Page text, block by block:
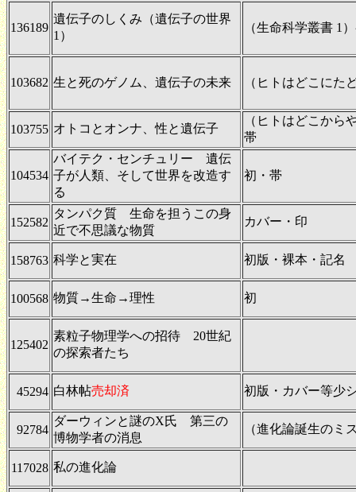
136189
遺伝子のしくみ（遺伝子の世界
1）
（生命科学叢書 1
103682 生と死のゲノム、遺伝子の未来 （ヒトはどこにた
103755 オトコとオンナ、性と遺伝子
（ヒトはどこから
帯
104534
バイテク・センチュリー 遺伝
子が人類、そして世界を改造す
る
初・帯
152582
タンパク質 生命を担うこの身
近で不思議な物質
カバー・印
158763 科学と実在 初版・裸本・記名
100568 物質→生命→理性 初
125402
素粒子物理学への招待 20世紀
の探索者たち
45294 白林帖売却済 初版・カバー等少
92784
ダーウィンと謎のX氏 第三の
博物学者の消息
（進化論誕生のミ
117028 私の進化論